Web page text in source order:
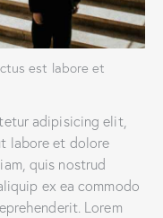
est labore et
adipisicing elit,
labore et dolore
quis nostrud
ex ea commodo
Lorem